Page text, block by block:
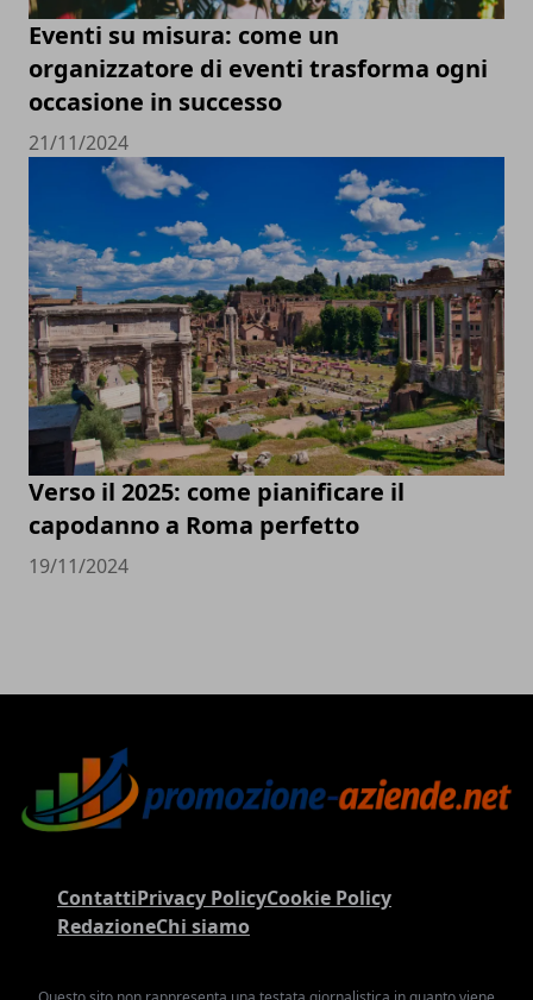
Eventi su misura: come un
organizzatore di eventi trasforma ogni
occasione in successo
21/11/2024
Verso il 2025: come pianificare il
capodanno a Roma perfetto
19/11/2024
ContattiPrivacy PolicyCookie Policy
RedazioneChi siamo